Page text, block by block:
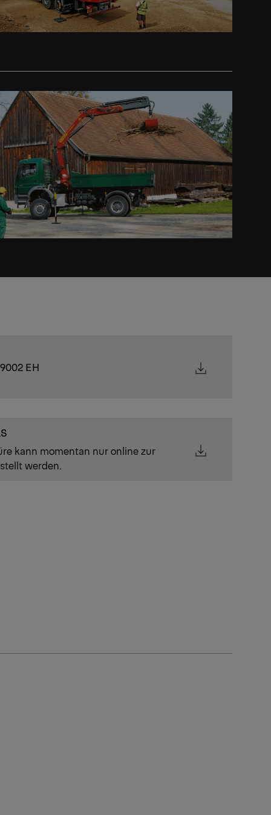
EH
kann momentan nur online zur
werden.